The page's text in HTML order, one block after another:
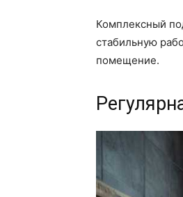
Комплексный
стабильную
помещение.